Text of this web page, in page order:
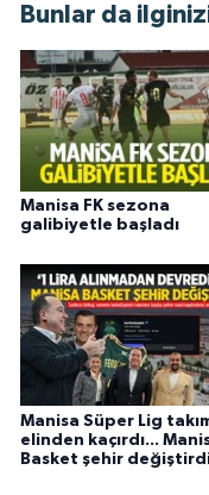
Bunlar da
Manisa FK sezona
galibiyetle başladı
Manisa Süper Lig
elinden kaçırdı...
Basket şehir